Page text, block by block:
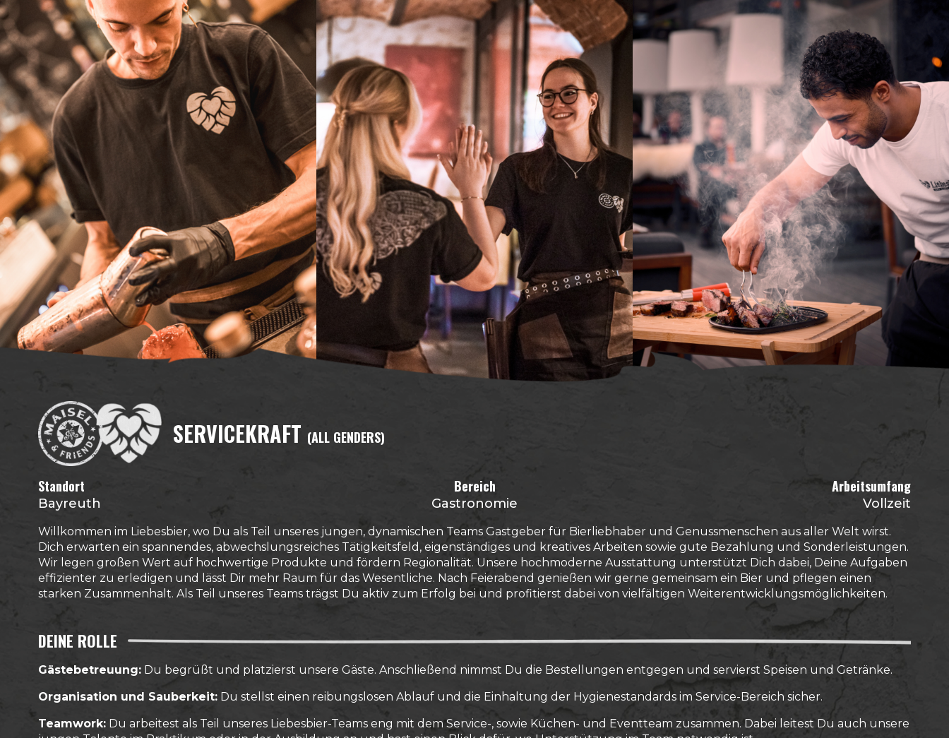
SERVICEKRAFT (ALL GENDERS)
Standort
Bayreuth
Bereich
Gastronomie
Arbeitsumfang
Vollzeit
Willkommen im Liebesbier, wo Du als Teil unseres jungen, dynamischen Teams Gastgeber für Bierliebhaber und Genussmenschen aus aller Welt wirst.
Dich erwarten ein spannendes, abwechslungsreiches Tätigkeitsfeld, eigenständiges und kreatives Arbeiten sowie gute Bezahlung und Sonderleistungen.
Wir legen großen Wert auf hochwertige Produkte und fördern Regionalität. Unsere hochmoderne Ausstattung unterstützt Dich dabei, Deine Aufgaben
effizienter zu erledigen und lässt Dir mehr Raum für das Wesentliche. Nach Feierabend genießen wir gerne gemeinsam ein Bier und pflegen einen
starken Zusammenhalt. Als Teil unseres Teams trägst Du aktiv zum Erfolg bei und profitierst dabei von vielfältigen Weiterentwicklungsmöglichkeiten.
DEINE ROLLE
Gästebetreuung:Du begrüßt und platzierst unsere Gäste. Anschließend nimmst Du die Bestellungen entgegen und servierst Speisen und Getränke.
Organisation und Sauberkeit:Du stellst einen reibungslosen Ablauf und die Einhaltung der Hygienestandards im Service-Bereich sicher.
Teamwork:Du arbeitest als Teil unseres Liebesbier-Teams eng mit dem Service-, sowie Küchen- und Eventteam zusammen. Dabei leitest Du auch unsere